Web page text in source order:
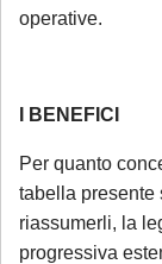
operative.
I BENEFICI
Per quanto
tabella presente
riassumerli, la
progressiva